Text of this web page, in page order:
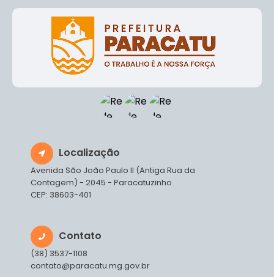
Localização
Avenida São João Paulo II (Antiga Rua da
Contagem) - 2045 - Paracatuzinho
CEP: 38603-401
Contato
(38) 3537-1108
contato@paracatu.mg.gov.br